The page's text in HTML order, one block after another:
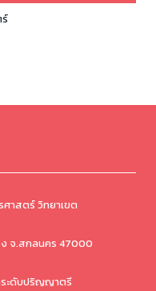
าสตร์ วิทยาเขต
ง จ.สกลนคร 47000
ะดับปริญญาตรี